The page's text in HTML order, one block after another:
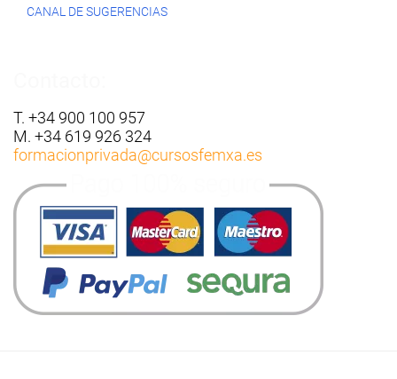
CANAL DE SUGERENCIAS
T. +34 900 100 957
M. +34 619 926 324
formacionprivada@cursosfemxa.es